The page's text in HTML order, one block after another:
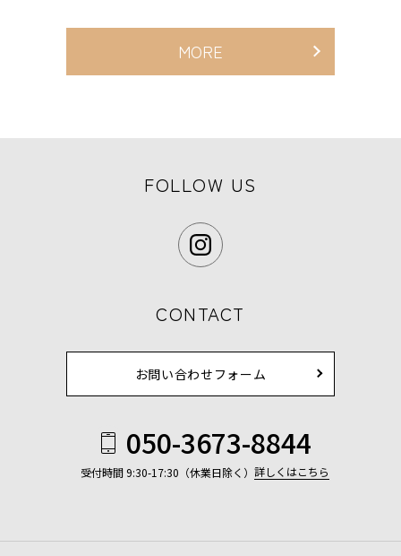
MORE
FOLLOW US
CONTACT
お問い合わせフォーム
050-3673-8844
受付時間 9:30-17:30（休業日除く） 詳しくはこちら